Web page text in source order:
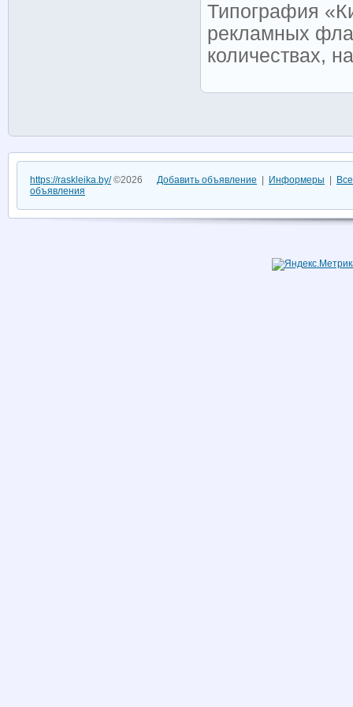
Типография
рекламных
количествах,
https://raskleika.by/©2026 Добавить объявление Информеры
объявления